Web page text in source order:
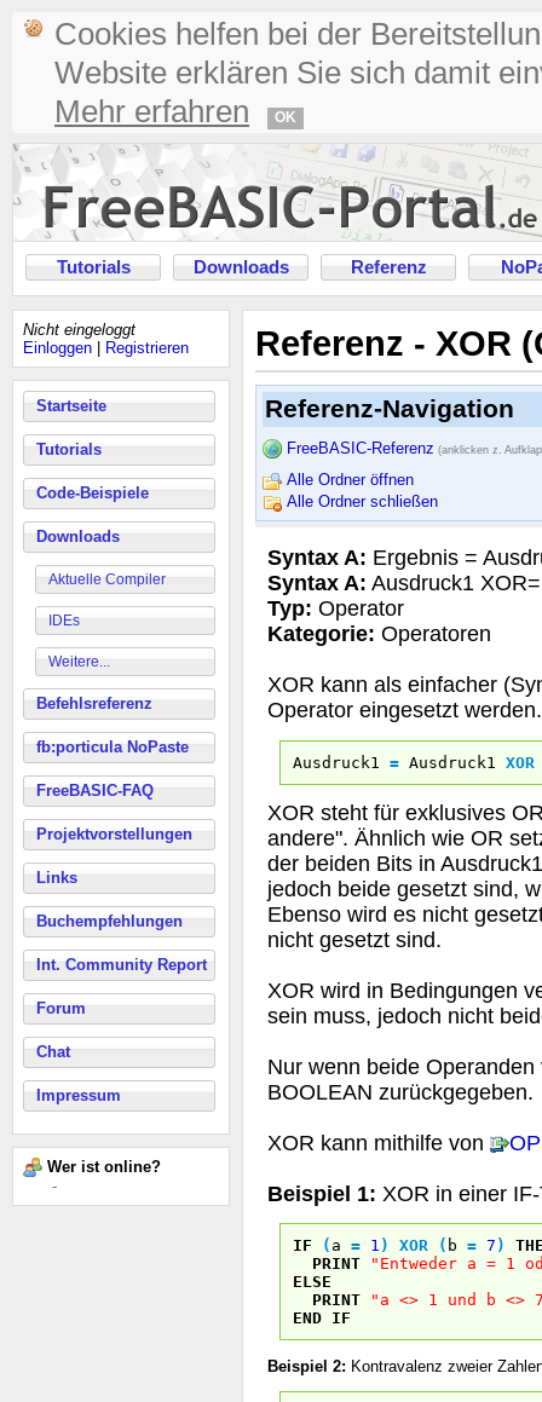
Cookies helfen bei der
Website erklären Sie sich damit
Mehr erfahren
OK
Tutorials Downloads Referenz
Nicht eingeloggt
Einloggen
Registrieren
Startseite
Tutorials
Code-Beispiele
Downloads
Aktuelle Compiler
IDEs
Weitere...
Befehlsreferenz
fb:porticula NoPaste
FreeBASIC-FAQ
Projektvorstellungen
Links
Buchempfehlungen
Int. Community Report
Forum
Chat
Impressum
Wer ist online?
-
Referenz - XOR
Referenz-Navigation
FreeBASIC-Referenz (anklicken z.
Alle Ordner öffnen
Alle Ordner schließen
Syntax A: Ergebnis =
Syntax A: Ausdruck1
Typ: Operator
Kategorie: Operatoren
XOR kann als einfacher
Operator eingesetzt
Ausdruck1 = Ausdruck1 XOR
XOR steht für exklusives
andere". Ähnlich wie OR
der beiden Bits in
jedoch beide gesetzt sind,
Ebenso wird es nicht
nicht gesetzt sind.
XOR wird in Bedingungen
sein muss, jedoch nicht
Nur wenn beide
BOOLEAN zurückgegeben.
XOR kann mithilfe von
Beispiel 1: XOR in einer
IF ( a = 1 ) XOR ( b = 7 )
PRINT
"Entweder a = 1
ELSE
PRINT
"a <> 1 und b <>
END IF
Beispiel 2: Kontravalenz zweier